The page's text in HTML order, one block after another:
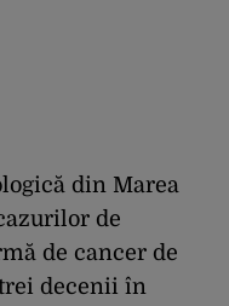
din Marea
de
de cancer de
decenii în